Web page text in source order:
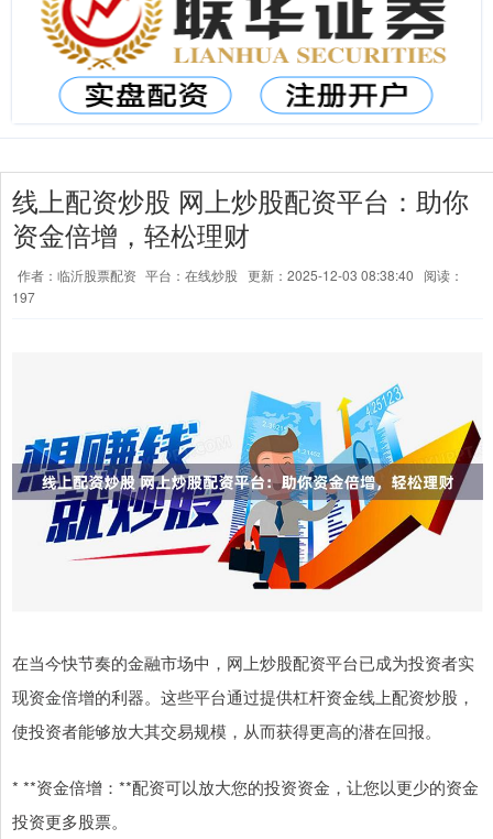
线上配资炒股 网上炒股配资平台：助你
资金倍增，轻松理财
作者：临沂股票配资 平台：在线炒股 更新：2025-12-03 08:38:40
阅读：
197
在当今快节奏的金融市场中，网上炒股配资平台已成为投资者实
现资金倍增的利器。这些平台通过提供杠杆资金线上配资炒股，
使投资者能够放大其交易规模，从而获得更高的潜在回报。
* **资金倍增：**配资可以放大您的投资资金，让您以更少的资金
投资更多股票。